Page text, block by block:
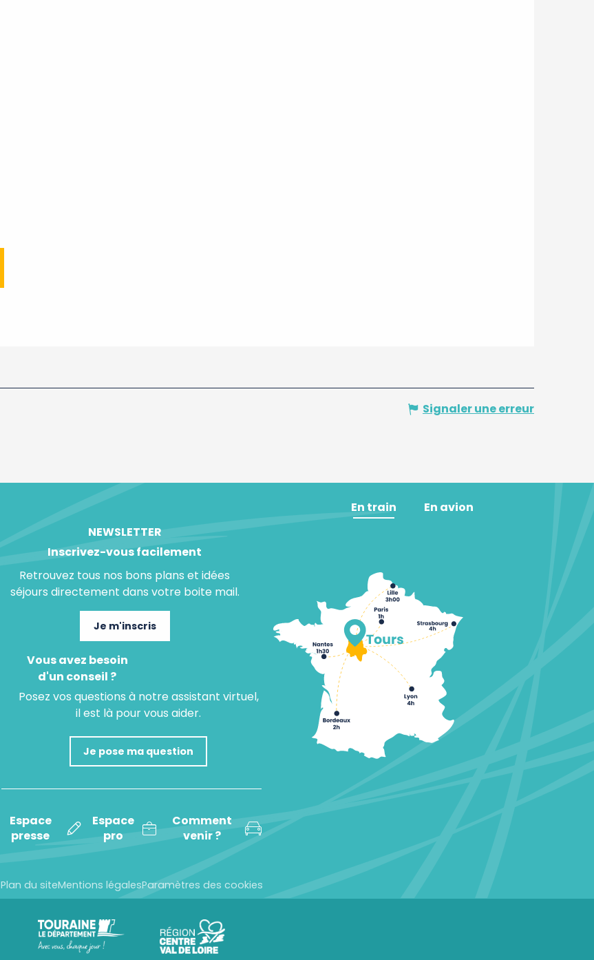
Signaler une erreur
NEWSLETTER
Inscrivez-vous facilement
Retrouvez tous nos bons plans et idées
séjours directement dans votre boite mail.
Je m'inscris
Vous avez besoin
d'un conseil ?
Posez vos questions à notre assistant virtuel,
il est là pour vous aider.
Je pose ma question
Espace
presse
Espace
pro
Comment
venir ?
En train En avion
Plan du siteMentions légalesParamètres des cookies